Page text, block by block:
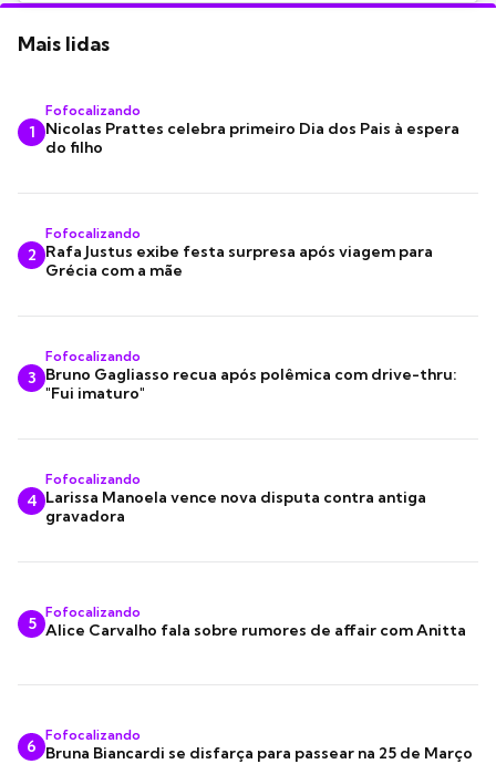
Mais lidas
1
Fofocalizando
Nicolas Prattes celebra primeiro Dia dos Pais à espera
do filho
2
Fofocalizando
Rafa Justus exibe festa surpresa após viagem para
Grécia com a mãe
3
Fofocalizando
Bruno Gagliasso recua após polêmica com drive-thru:
"Fui imaturo"
4
Fofocalizando
Larissa Manoela vence nova disputa contra antiga
gravadora
5
Fofocalizando
Alice Carvalho fala sobre rumores de affair com Anitta
6
Fofocalizando
Bruna Biancardi se disfarça para passear na 25 de Março